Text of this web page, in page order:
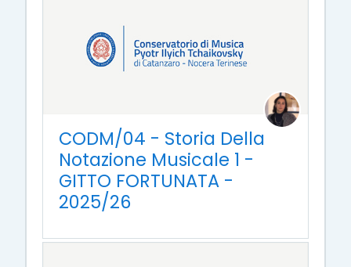
CODM/04 - Storia Della
Notazione Musicale 1 -
GITTO FORTUNATA -
2025/26